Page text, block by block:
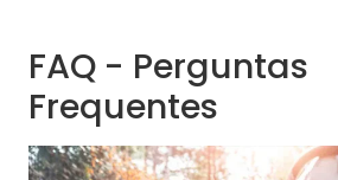
FAQ - Perguntas
Frequentes